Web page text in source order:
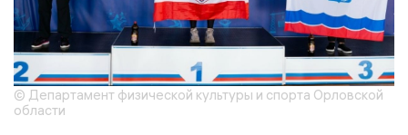
© Департамент физической культуры и спорта Орловской
области